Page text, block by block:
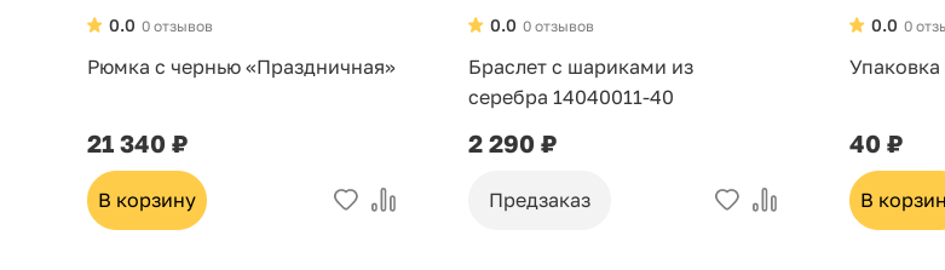
0 отзывов
0.0
Рюмка с чернью «Праздничная»
21 340 ₽
В корзину
0 отзывов
0.0
Браслет с шариками из
серебра 14040011-40
2 290 ₽
Предзаказ
0
0.0
40 ₽
В